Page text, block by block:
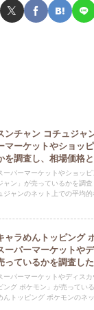
ンチャン コチュジャ
マーケットやショッ
を調査し、相場価格
ーパーマーケットやショッ
ャン」が売っているかを調
ジャンのネット上での平均
ャラめんトッピング
ーパーマーケットや
っているかを調査し
ます。
ーパーマーケットやディス
ング ポケモン」が売ってい
んトッピング ポケモンのネ